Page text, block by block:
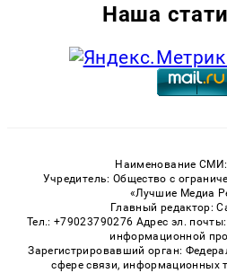
Наша
Наименование СМИ:
Учредитель: Общество с
«Лучшие Медиа
Главный редактор:
Тел.: +79023790276 Адрес эл.
информационной
Зарегистрировавший орган:
сфере связи, информационных